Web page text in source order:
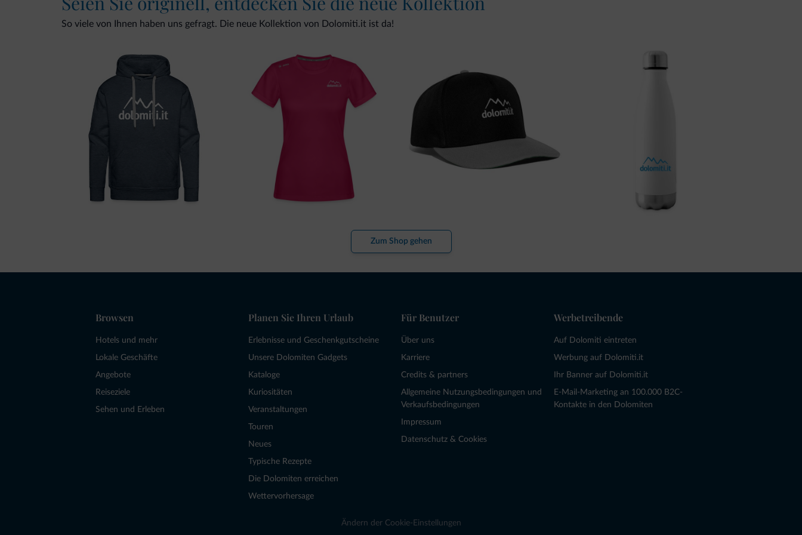
So viele von Ihnen haben uns gefragt. Die neue Kollektion von Dolomiti.it ist da!
Zum Shop gehen
Browsen
Hotels und mehr
Lokale Geschäfte
Angebote
Reiseziele
Sehen und Erleben
Planen Sie Ihren Urlaub
Erlebnisse und Geschenkgutscheine
Unsere Dolomiten Gadgets
Kataloge
Kuriositäten
Veranstaltungen
Touren
Neues
Typische Rezepte
Die Dolomiten erreichen
Wettervorhersage
Für Benutzer
Über uns
Karriere
Credits & partners
Allgemeine Nutzungsbedingungen und
Verkaufsbedingungen
Impressum
Datenschutz & Cookies
Werbetreibende
Auf Dolomiti eintreten
Werbung auf Dolomiti.it
Ihr Banner auf Dolomiti.it
E-Mail-Marketing an 100.000 B2C-
Kontakte in den Dolomiten
Ändern der Cookie-Einstellungen